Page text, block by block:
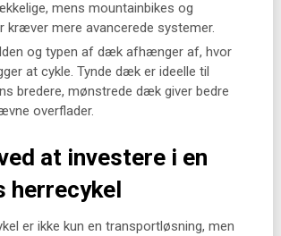
mens mountainbikes og
kræver mere avancerede systemer.
og typen af dæk afhænger af, hvor
at cykle. Tynde dæk er ideelle til
bredere, mønstrede dæk giver bedre
overflader.
at investere i en
herrecykel
er ikke kun en transportløsning, men